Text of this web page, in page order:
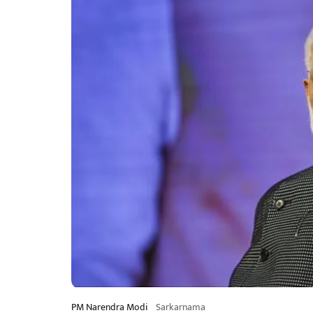
PM Narendra Modi Sarkarnama